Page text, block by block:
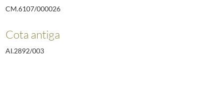
CM.6107/000026
Cota antiga
AI.2892/003